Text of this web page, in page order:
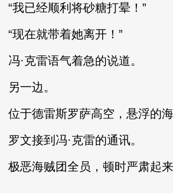
“我已经顺利将砂糖打晕！”
“现在就带着她离开！”
冯·克雷语气着急的说道。
另一边。
位于德雷斯罗萨高空，悬浮的海
罗文接到冯·克雷的通讯。
极恶海贼团全员，顿时严肃起来